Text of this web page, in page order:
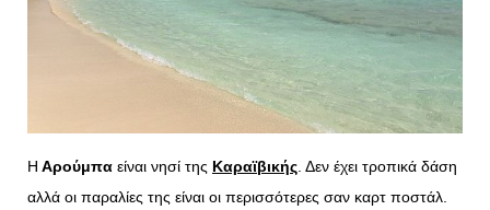
Η Αρούμπα είναι νησί της Καραϊβικής . Δεν έχει τροπικά δάση
αλλά οι παραλίες της είναι οι περισσότερες σαν καρτ ποστάλ.